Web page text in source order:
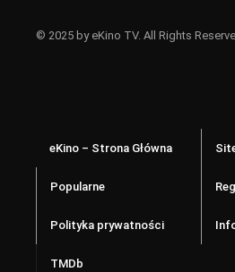
© 2025 by eKino TV. All Rights
eKino – Strona Główna
Popularne
Polityka prywatności
TMDb